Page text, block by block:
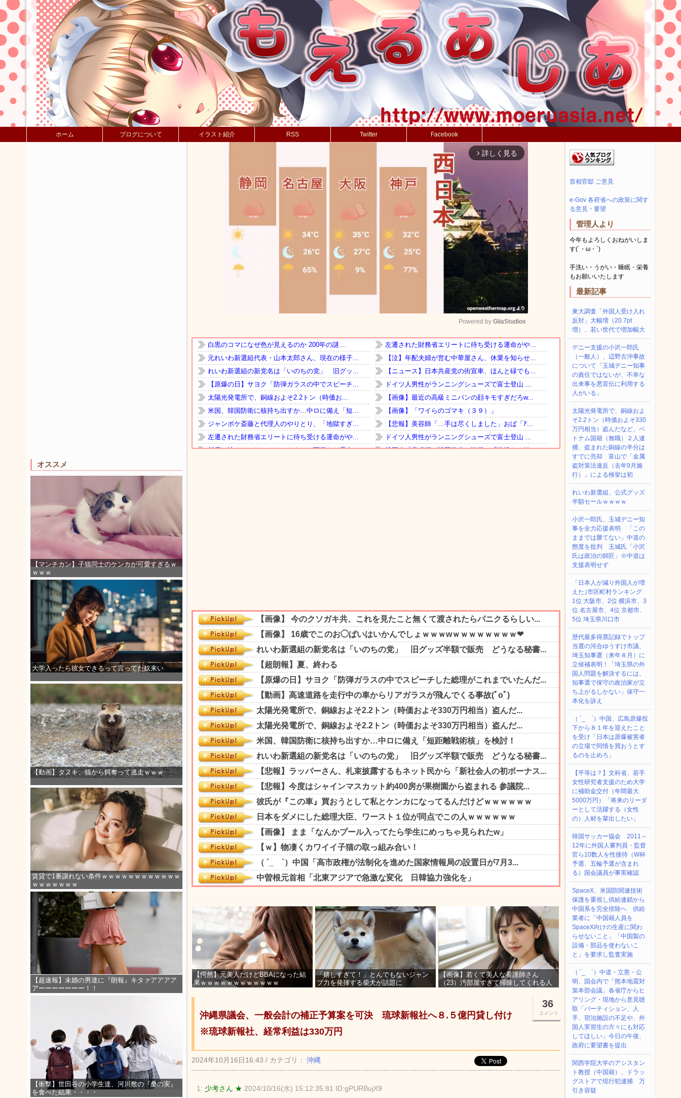
ホーム ブログについて イラスト紹介 RSS Twitter Facebook
オススメ
【マンチカン】子猫同士のケンカが可愛すぎるｗ
ｗｗｗ
大学入ったら彼女できるって言ってた奴来い
【動画】タヌキ、猫から餌奪って逃走ｗｗｗ
賃貸で1番譲れない条件ｗｗｗｗｗｗｗｗｗｗｗｗ
ｗｗｗｗｗｗｗ
【超速報】未婚の男達に『朗報』キタァアアアア
アーーーーーーー！！
【衝撃】世田谷の小学生達、河川敷の『桑の実』
を食べた結果・・・・
arrow_forward_ios 詳しく見る
Mute
Powered by GliaStudios
【愕然】元美人だけどBBAになった結
果ｗｗｗｗｗｗｗｗｗｗｗｗ
「嬉しすぎて！」とんでもないジャン
プ力を発揮する柴犬が話題に
【画像】若くて美人な看護師さん
（23）汚部屋すぎて掃除してくれる人
36
コメント
沖縄県議会、一般会計の補正予算案を可決 琉球新報社へ８.５億円貸し付け
※琉球新報社、経常利益は330万円
2024年10月16日16:43 / カテゴリ： 沖縄
1: 少考さん ★ 2024/10/16(水) 15:12:35.81 ID:gPURBujX9
首相官邸 ご意見
e-Gov 各府省への政策に関す
る意見・要望
管理人より
今年もよろしくおねがいしま
す(´・ω・`)
手洗い・うがい・睡眠・栄養
もお願いいたします
最新記事
東大調査「外国人受け入れ
反対」大幅増（20.7pt
増）、若い世代で増加幅大
デニー支援の小沢一郎氏
（一般人）、辺野古沖事故
について「玉城デニー知事
の責任ではないが、不幸な
出来事を悪宣伝に利用する
人がいる」
太陽光発電所で、銅線およ
そ2.2トン（時価およそ330
万円相当）盗んだなど、ベ
トナム国籍（無職）２人逮
捕、盗まれた銅線の半分は
すでに売却 富山で「金属
盗対策法違反（去年9月施
行）」による検挙は初
れいわ新選組、公式グッズ
半額セールｗｗｗｗ
小沢一郎氏、玉城デニー知
事を全力応援表明 「この
ままでは勝てない」中道の
態度を批判 玉城氏「小沢
氏は政治の師匠」※中道は
支援表明せず
「日本人が減り外国人が増
えた｣市区町村ランキング
1位 大阪市、2位 横浜市、3
位 名古屋市、4位 京都市、
5位 埼玉県川口市
歴代最多得票記録でトップ
当選の河合ゆうすけ市議、
埼玉知事選（来年８月）に
立候補表明！「埼玉県の外
国人問題を解決するには、
知事選で保守の政治家が立
ち上がるしかない」保守一
本化を訴え
（ ´_ゝ`）中国、広島原爆投
下から８１年を迎えたこと
を受け「日本は原爆被害者
の立場で同情を買おうとす
るのを止めろ」
【平等は？】文科省、若手
女性研究者支援のため大学
に補助金交付（年間最大
5000万円）「将来のリーダ
ーとして活躍する（女性
の）人材を輩出したい」
韓国サッカー協会 2011～
12年に外国人審判員・監督
官ら10数人を性接待（W杯
予選、五輪予選が含まれ
る）国会議員が事実確認
SpaceX、米国防関連技術
保護を重視し供給連鎖から
中国系を完全排除へ 供給
業者に「中国籍人員を
SpaceX向けの生産に関わ
らせないこと」「中国製の
設備・部品を使わないこ
と」を要求し監査実施
（ ´_ゝ`）中道・立憲・公
明、国会内で「熊本地震対
策本部会議」各省庁からヒ
アリング・現地から意見聴
取「パーティション、人
手、宿泊施設の不足や、外
国人実習生の方々にも対応
してほしい」今日の午後、
政府に要望書を提出
関西学院大学のアシスタン
ト教授（中国籍）、ドラッ
グストアで現行犯逮捕 万
引き容疑